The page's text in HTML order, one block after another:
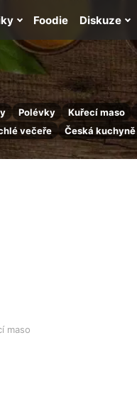
Polévky Kuřecí maso
večeře Česká kuchyně
Foodie Diskuze
maso